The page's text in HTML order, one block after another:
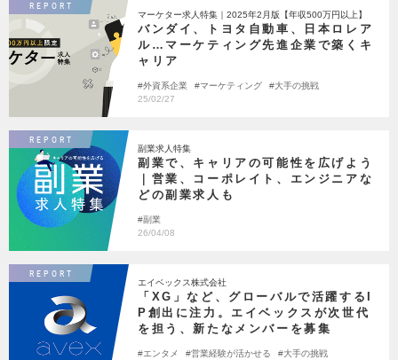
REPORT
マーケター求人特集｜2025年2月版【年収500万円以上】
バンダイ、トヨタ自動車、日本ロレア
ル…マーケティング先進企業で築くキ
ャリア
外資系企業 マーケティング
大手の挑戦
25/02/27
REPORT
副業求人特集
副業で、キャリアの可能性を広げよう
｜営業、コーポレイト、エンジニアな
どの副業求人も
副業
26/04/08
REPORT
エイベックス株式会社
「XG」など、グローバルで活躍するI
P創出に注力。エイベックスが次世代
を担う、新たなメンバーを募集
エンタメ 営業経験が活かせる
大手の挑戦